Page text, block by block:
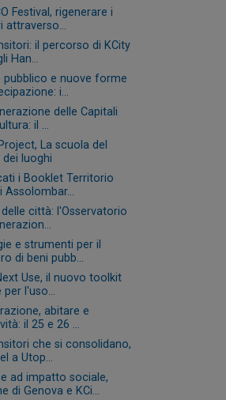
Festival, rigenerare i
attraverso...
il percorso di KCity
Han...
pubblico e nuove forme
i...
delle Capitali
il ...
La scuola del
dei luoghi
i Booklet Territorio
Assolombar...
delle città: l'Osservatorio
e strumenti per il
di beni pubb...
Use, il nuovo toolkit
per l'uso...
abitare e
il 25 e 26 ...
che si consolidano,
a Utop...
ad impatto sociale,
di Genova e KCi...